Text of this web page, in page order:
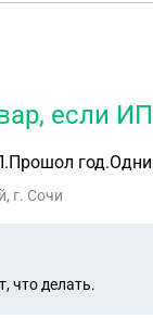
если
год.Одни
г. Сочи
что делать.